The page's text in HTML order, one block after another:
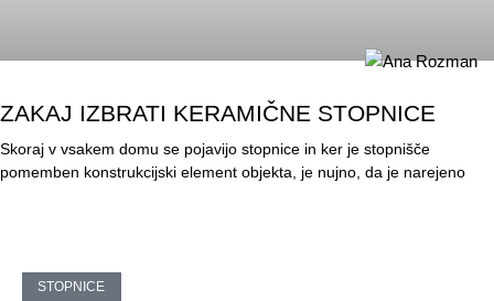
ZAKAJ IZBRATI KERAMIČNE STOPNICE
Skoraj v vsakem domu se pojavijo stopnice in ker je stopnišče
pomemben konstrukcijski element objekta, je nujno, da je narejeno
STOPNICE